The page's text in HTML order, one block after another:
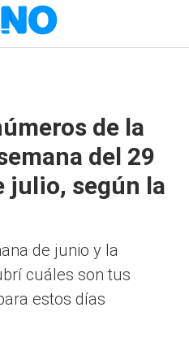
de la
del 29
julio, según la
de junio y la
cuáles son tus
estos días